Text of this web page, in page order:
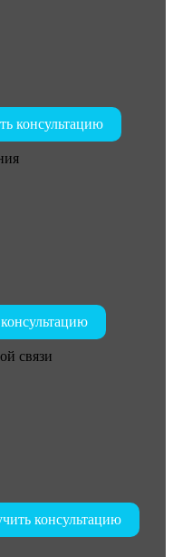
консультацию
консультацию